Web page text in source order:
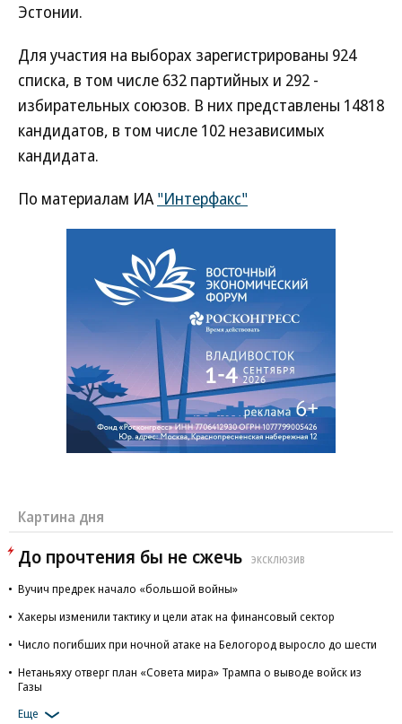
Эстонии.
Для участия на выборах зарегистрированы 924
списка, в том числе 632 партийных и 292 -
избирательных союзов. В них представлены 14818
кандидатов, в том числе 102 независимых
кандидата.
По материалам ИА "Интерфакс"
Картина дня
До прочтения бы не сжечь ЭКСКЛЮЗИВ
Вучич предрек начало «большой войны»
Хакеры изменили тактику и цели атак на финансовый сектор
Число погибших при ночной атаке на Белогород выросло до шести
Нетаньяху отверг план «Совета мира» Трампа о выводе войск из
Газы
Еще